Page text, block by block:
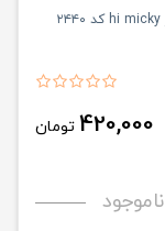
420,000 تومان
ناموجود